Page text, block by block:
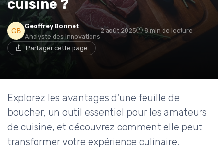
cuisine ?
Geoffrey Bonnet
Analyste des innovations
2 août 2025 8 min de lecture
Partager cette page
Explorez les avantages d'une feuille de
boucher, un outil essentiel pour les amateurs
de cuisine, et découvrez comment elle peut
transformer votre expérience culinaire.
* En m'inscrivant, j'accepte de recevoir la newsletter
d'Appareils Ménagers et les offres de ses partenaires.
Non merci, peut-être plus tard